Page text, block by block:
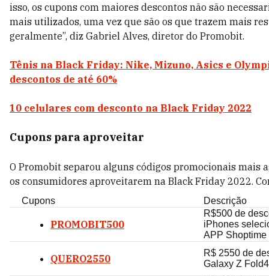
isso, os cupons com maiores descontos não são
mais utilizados, uma vez que são os que trazem mais
geralmente”, diz Gabriel Alves, diretor do Promobit.
Tênis na Black Friday: Nike, Mizuno, Asics e
descontos de até 60%
10 celulares com desconto na Black Friday 2022
Cupons para aproveitar
O Promobit separou alguns códigos promocionais mais
os consumidores aproveitarem na Black Friday 2022.
Cupons Descrição
PROMOBIT500
R$500 de
iPhones
APP Shoptime
QUERO2550
R$ 2550 de
Galaxy Z